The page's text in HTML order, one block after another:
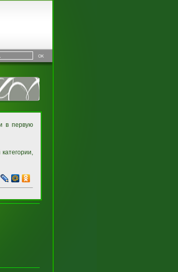
в первую